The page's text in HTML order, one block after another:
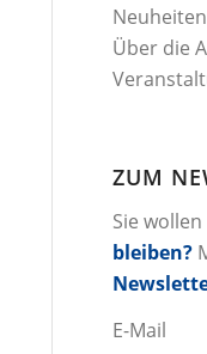
Über die
ZUM
Sie
bleiben?
E-Mail